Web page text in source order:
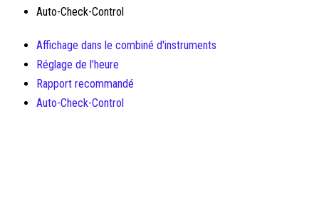
Auto-Check-Control
Affichage dans le combiné d'instruments
Réglage de l'heure
Rapport recommandé
Auto-Check-Control